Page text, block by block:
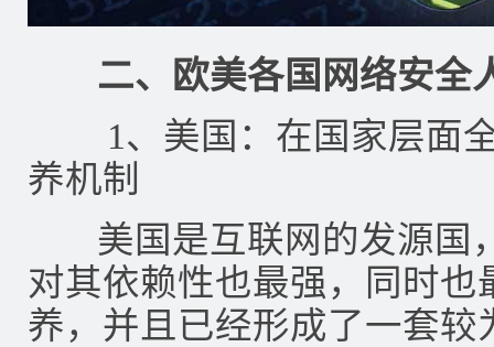
二、欧美各国网络安全
1、美国：在国家层面全
养机制
美国是互联网的发源国
对其依赖性也最强，同时
养，并且已经形成了一套